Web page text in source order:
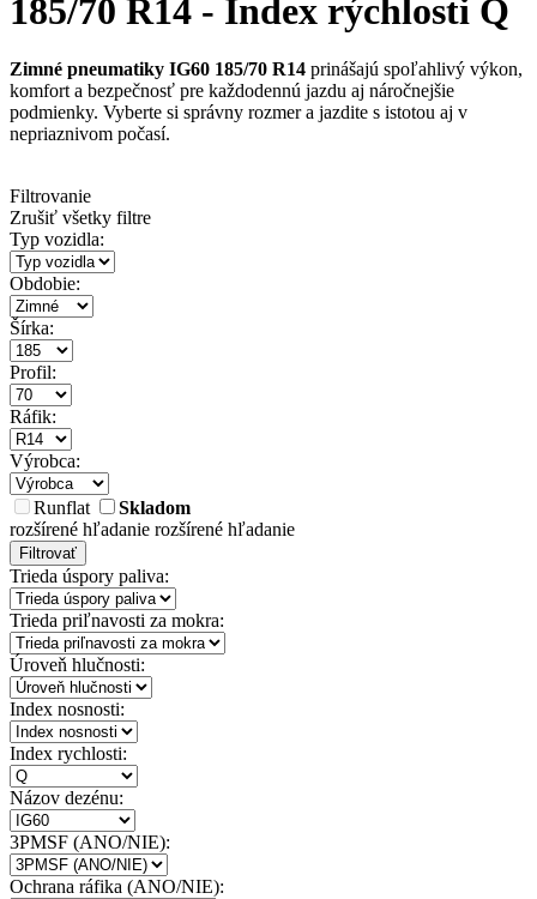
185/70 R14 - Index rýchlosti Q
Zimné pneumatiky IG60 185/70 R14 prinášajú spoľahlivý výkon,
komfort a bezpečnosť pre každodennú jazdu aj náročnejšie
podmienky. Vyberte si správny rozmer a jazdite s istotou aj v
nepriaznivom počasí.
Filtrovanie
Zrušiť všetky filtre
Typ vozidla:
Obdobie:
Šírka:
Profil:
Ráfik:
Výrobca:
Runflat
Skladom
rozšírené hľadanie rozšírené hľadanie
Filtrovať
Trieda úspory paliva:
Trieda priľnavosti za mokra:
Úroveň hlučnosti:
Index nosnosti:
Index rychlosti:
Názov dezénu:
3PMSF (ANO/NIE):
Ochrana ráfika (ANO/NIE):